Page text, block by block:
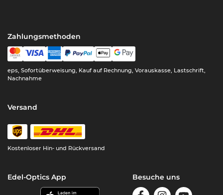
Zahlungsmethoden
eps, Sofortüberweisung, Kauf auf Rechnung, Vorauskasse, Lastschrift,
Nachnahme
Versand
Kostenloser Hin- und Rückversand
Edel-Optics App Besuche uns